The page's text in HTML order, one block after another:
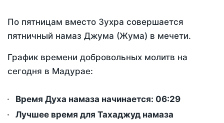
По пятницам вместо Зухра совершается
пятничный намаз Джума (Жума) в мечети.
График времени добровольных молитв на
сегодня в Мадурае:
Время Духа намаза начинается: 06:29
Лучшее время для Тахаджуд намаза